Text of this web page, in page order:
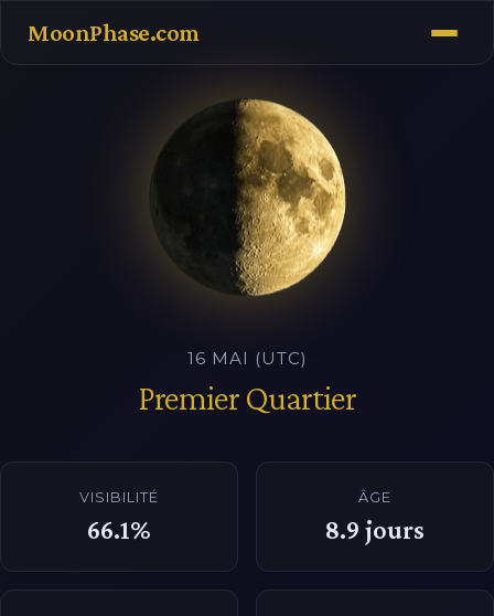
MoonPhase.com
16 MAI (UTC)
Premier Quartier
VISIBILITÉ
66.1%
ÂGE
8.9 jours